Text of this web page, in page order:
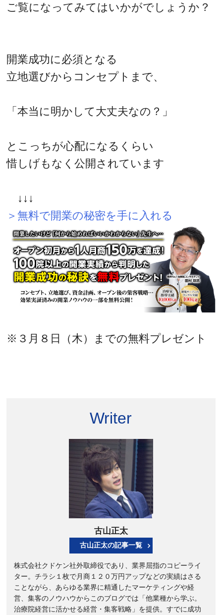
ご覧になってみてはいかがでしょうか？
開業成功に必須となる
立地選びからコンセプトまで、
「本当に明かして大丈夫なの？」
とこっちが心配になるくらい
惜しげもなく公開されています
↓↓↓
＞無料で開業の秘密を手に入れる
※３月８日（木）までの無料プレゼント
Writer
古山正太
古山正太の記事一覧
株式会社クドケン社外取締役であり、業界屈指のコピーライ
ター。チラシ１枚で月商１２０万円アップなどの実績はさる
ことながら、あらゆる業界に精通したマーケティングや経
営、集客のノウハウからこのブログでは「他業種から学ぶ。
治療院経営に活かせる経営・集客戦略」を提供。すでに成功